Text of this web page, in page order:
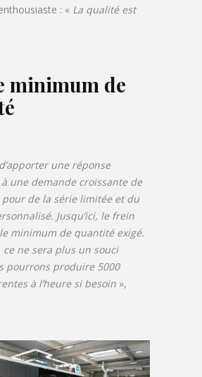
: « La qualité est
minimum de
une réponse
une demande croissante de
pour de la série limitée et du
Jusqu’ici, le frein
minimum de quantité exigé.
ce ne sera plus un souci
pourrons produire 5000
à l’heure si besoin »,